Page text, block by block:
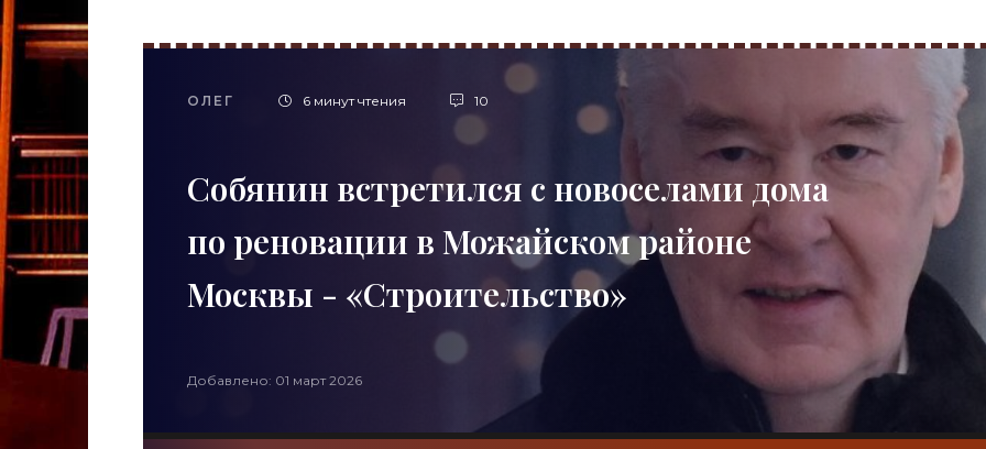
ОЛЕГ 6 минут чтения 10
Собянин встретился с новоселами дома
по реновации в Можайском районе
Москвы - «Строительство»
Добавлено: 01 март 2026